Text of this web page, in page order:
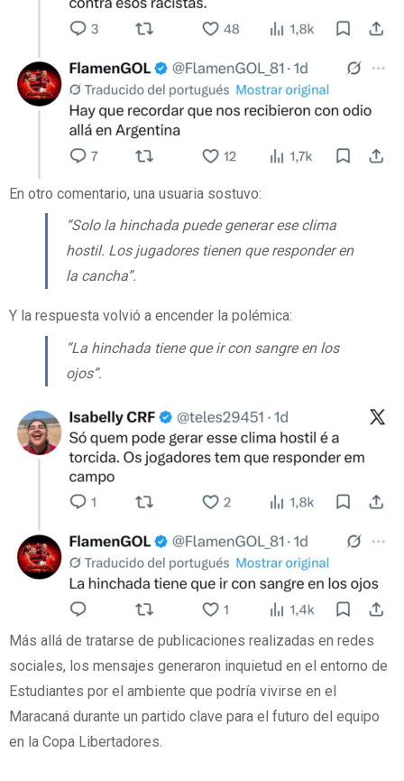
En otro comentario, una usuaria sostuvo:
“Solo la hinchada puede generar ese clima
hostil. Los jugadores tienen que responder en
la cancha”.
Y la respuesta volvió a encender la polémica:
“La hinchada tiene que ir con sangre en los
ojos”.
Más allá de tratarse de publicaciones realizadas en redes
sociales, los mensajes generaron inquietud en el entorno de
Estudiantes por el ambiente que podría vivirse en el
Maracaná durante un partido clave para el futuro del equipo
en la Copa Libertadores.